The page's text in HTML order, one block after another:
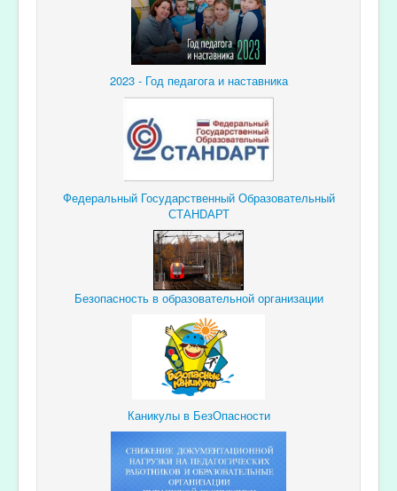
2023 - Год педагога и наставника
Федеральный Государственный Образовательный
СТАНDАРТ
Безопасность в образовательной организации
Каникулы в БезОпасности